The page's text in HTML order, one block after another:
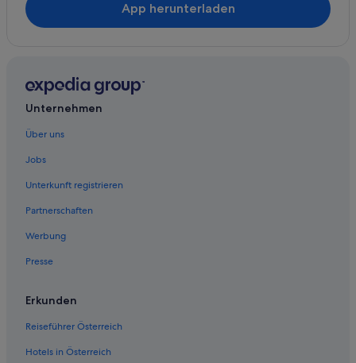
Motel One Hotels in Salzburg
Hotels mit Suiten in Salzburg
Hotels mit Wellnessbereich in Salzburg
Salzburg Hotels
Landhäuser in Salzburg
Pensionen in Salzburg
Hotels mit Parkplatz in Stadtzentrum Salzburg
App herunterladen
Unternehmen
Über uns
Jobs
Unterkunft registrieren
Partnerschaften
Werbung
Presse
Erkunden
Reiseführer Österreich
Hotels in Österreich